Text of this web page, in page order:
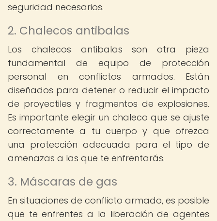
seguridad necesarios.
2. Chalecos antibalas
Los chalecos antibalas son otra pieza
fundamental de equipo de protección
personal en conflictos armados. Están
diseñados para detener o reducir el impacto
de proyectiles y fragmentos de explosiones.
Es importante elegir un chaleco que se ajuste
correctamente a tu cuerpo y que ofrezca
una protección adecuada para el tipo de
amenazas a las que te enfrentarás.
3. Máscaras de gas
En situaciones de conflicto armado, es posible
que te enfrentes a la liberación de agentes